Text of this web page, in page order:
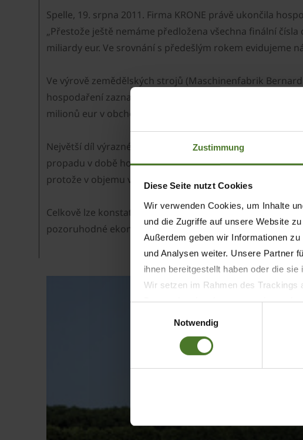
Zustimmung
Diese Seite nutzt Cookies
Wir verwenden Cookies, um Inhalte
und die Zugriffe auf unsere Website
Außerdem geben wir Informationen
und Analysen weiter. Unsere Partner
ihnen bereitgestellt haben oder die
Wir setzen im Rahmen des Trackings
Datenschutzbestimmungen ein,
Impressum
Notwendig
Spelle, 19. srpna 2011. Firma KRONE právě ukončila
„Přestože ještě nemáme předložena všechna finální
miliardy eur. Ve srovnání s předešlým rokem evidujeme
Ve výrově zemědělských strojů (Maschinenfabrik
hospodaření zaznamenává i prodej zemědělské techniky
milionů eur v obchodním obratu.
Největší díl výrazného hospodářského výsledku nese
propadu v době hospodářské a finanční krize eviduje
protože v objemu výroby je výsledek srovnatelný s
Celkově lze konstatovat, že díky své inovativní paletě
pozoruhodné ekonomické výsledky. Auditované